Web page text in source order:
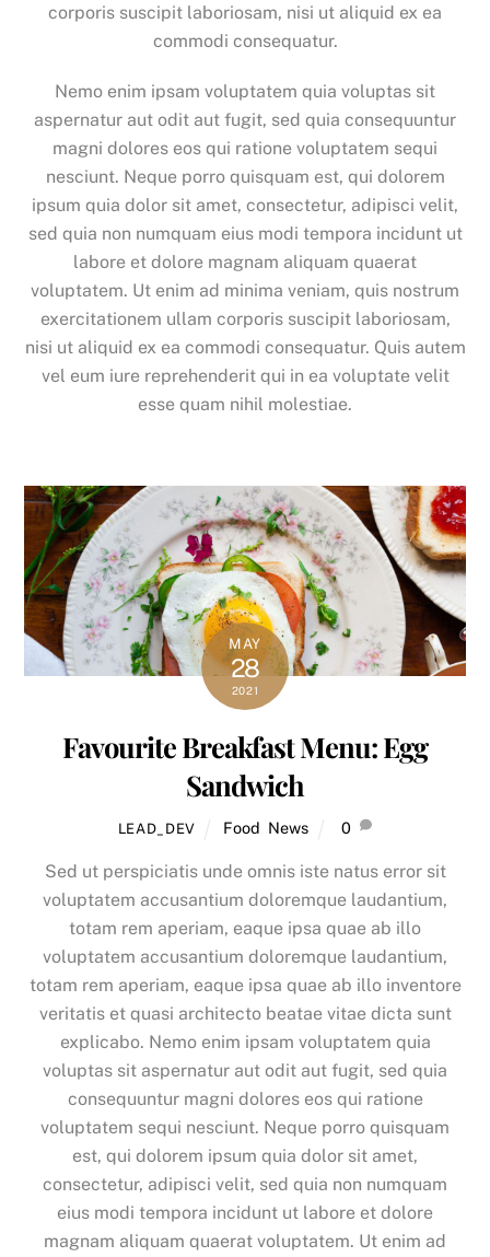
corporis suscipit laboriosam, nisi ut aliquid ex ea
commodi consequatur.
Nemo enim ipsam voluptatem quia voluptas sit
aspernatur aut odit aut fugit, sed quia consequuntur
magni dolores eos qui ratione voluptatem sequi
nesciunt. Neque porro quisquam est, qui dolorem
ipsum quia dolor sit amet, consectetur, adipisci velit,
sed quia non numquam eius modi tempora incidunt ut
labore et dolore magnam aliquam quaerat
voluptatem. Ut enim ad minima veniam, quis nostrum
exercitationem ullam corporis suscipit laboriosam,
nisi ut aliquid ex ea commodi consequatur. Quis autem
vel eum iure reprehenderit qui in ea voluptate velit
esse quam nihil molestiae.
MAY
28
2021
Favourite Breakfast Menu: Egg
Sandwich
LEAD_DEV Food News 0
Sed ut perspiciatis unde omnis iste natus error sit
voluptatem accusantium doloremque laudantium,
totam rem aperiam, eaque ipsa quae ab illo
voluptatem accusantium doloremque laudantium,
totam rem aperiam, eaque ipsa quae ab illo inventore
veritatis et quasi architecto beatae vitae dicta sunt
explicabo. Nemo enim ipsam voluptatem quia
voluptas sit aspernatur aut odit aut fugit, sed quia
consequuntur magni dolores eos qui ratione
voluptatem sequi nesciunt. Neque porro quisquam
est, qui dolorem ipsum quia dolor sit amet,
consectetur, adipisci velit, sed quia non numquam
eius modi tempora incidunt ut labore et dolore
magnam aliquam quaerat voluptatem. Ut enim ad